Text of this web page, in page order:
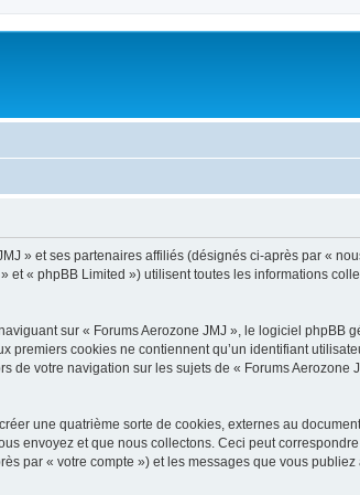
» et ses partenaires affiliés (désignés ci-après par «
« phpBB Limited ») utilisent toutes les informations
sur « Forums Aerozone JMJ », le logiciel phpBB
cookies ne contiennent qu’un identifiant
votre navigation sur les sujets de « Forums Aerozone
une quatrième sorte de cookies, externes au
envoyez et que nous collectons. Ceci peut
par « votre compte ») et les messages que vous